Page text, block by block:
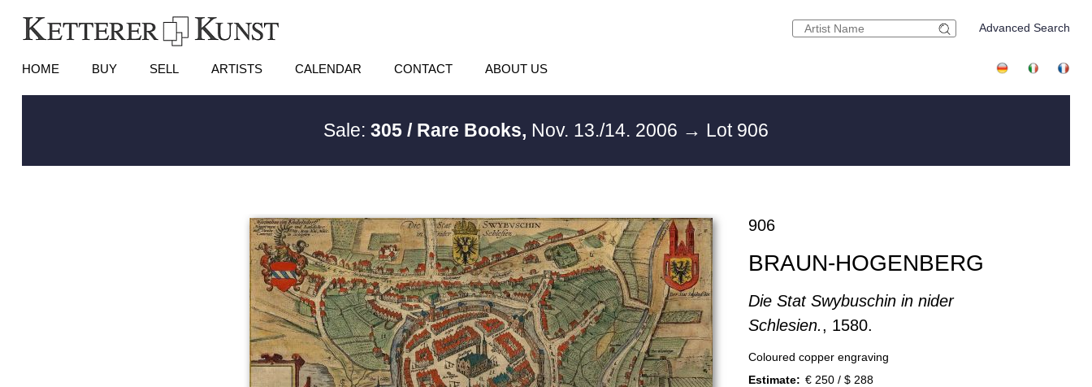
Advanced Search
HOME BUY SELL ARTISTS CALENDAR CONTACT ABOUT US
Sale: 305 / Rare Books, Nov. 13./14. 2006 → Lot 906
906
BRAUN-HOGENBERG
Die Stat Swybuschin in nider
Schlesien., 1580.
Coloured copper engraving
Estimate: € 250 / $ 288